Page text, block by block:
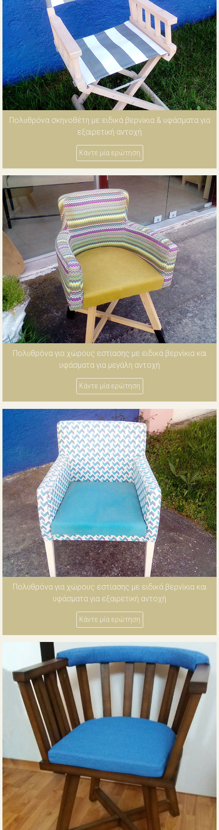
Πολυθρόνα σκηνοθέτη με ειδικά βερνίκια & υφάσματα για
εξαιρετική αντοχή
Κάντε μία ερώτηση
Πολυθρόνα για χώρους εστίασης με ειδικά βερνίκια και
υφάσματα για μεγάλη αντοχή
Κάντε μία ερώτηση
Πολυθρόνα για χώρους εστίασης με ειδικά βερνίκια και
υφάσματα για εξαιρετική αντοχή
Κάντε μία ερώτηση